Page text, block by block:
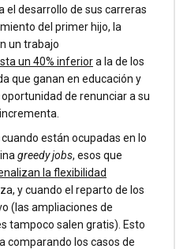
el desarrollo de sus carreras
del primer hijo, la
un trabajo
un 40% inferiora la de los
que ganan en educación y
de renunciar a su
están ocupadas en lo
greedy jobs, esos que
la flexibilidad
y cuando el reparto de los
(las ampliaciones de
tampoco salen gratis). Esto
comparando los casos de